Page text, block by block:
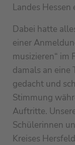
Landes
Dabei hatte
einer
musizieren“ im
damals an eine
gedacht und
Stimmung
Auftritte.
Schülerinnen
Kreises